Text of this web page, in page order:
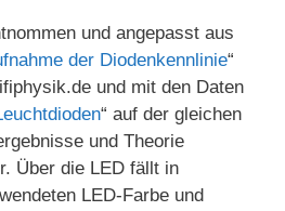
und angepasst aus
der Diodenkennlinie“
und mit den Daten
“ auf der gleichen
und Theorie
Über die LED fällt in
LED-Farbe und